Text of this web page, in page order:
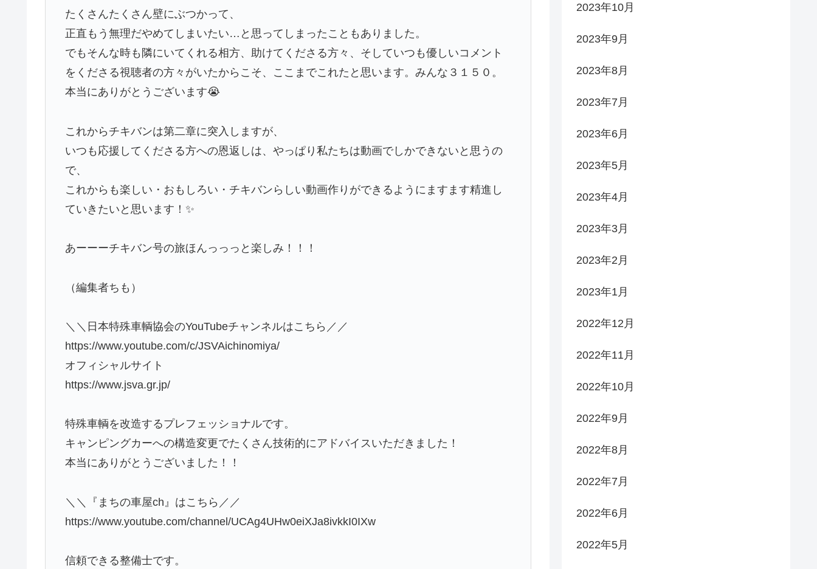
たくさんたくさん壁にぶつかって、
正直もう無理だやめてしまいたい…と思ってしまったこともありました。
でもそんな時も隣にいてくれる相方、助けてくださる方々、そしていつも優しいコメント
をくださる視聴者の方々がいたからこそ、ここまでこれたと思います。みんな３１５０。
本当にありがとうございます😭
これからチキバンは第二章に突入しますが、
いつも応援してくださる方への恩返しは、やっぱり私たちは動画でしかできないと思うの
で、
これからも楽しい・おもしろい・チキバンらしい動画作りができるようにますます精進し
ていきたいと思います！✨
あーーーチキバン号の旅ほんっっっと楽しみ！！！
（編集者ちも）
＼＼日本特殊車輌協会のYouTubeチャンネルはこちら／／
https://www.youtube.com/c/JSVAichinomiya/
オフィシャルサイト
https://www.jsva.gr.jp/
特殊車輌を改造するプレフェッショナルです。
キャンピングカーへの構造変更でたくさん技術的にアドバイスいただきました！
本当にありがとうございました！！
＼＼『まちの車屋ch』はこちら／／
https://www.youtube.com/channel/UCAg4UHw0eiXJa8ivkkI0IXw
信頼できる整備士です。
2023年10月
2023年9月
2023年8月
2023年7月
2023年6月
2023年5月
2023年4月
2023年3月
2023年2月
2023年1月
2022年12月
2022年11月
2022年10月
2022年9月
2022年8月
2022年7月
2022年6月
2022年5月